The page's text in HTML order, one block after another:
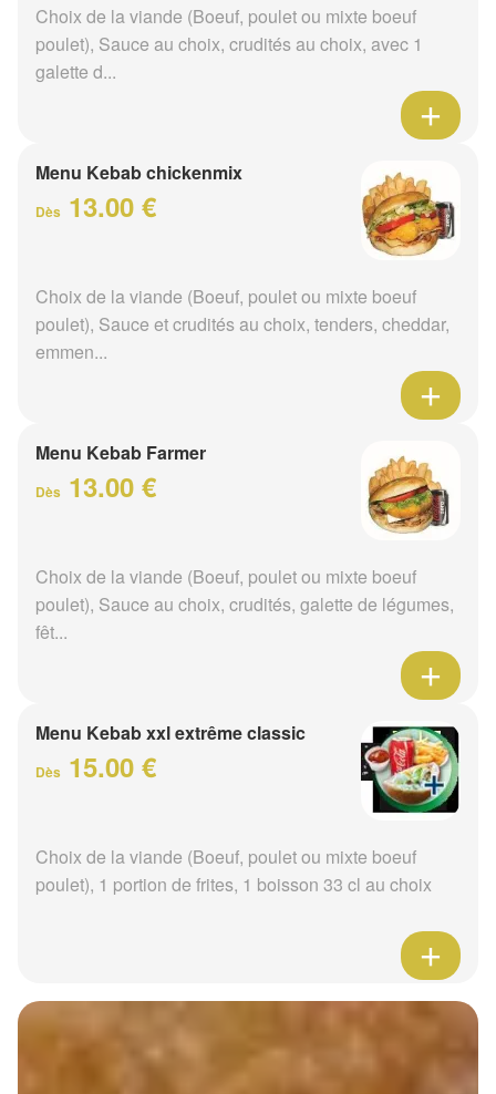
Choix de la viande (Boeuf, poulet ou mixte boeuf
poulet), Sauce au choix, crudités au choix, avec 1
galette d...
Menu Kebab chickenmix
Dès 13.00 €
Choix de la viande (Boeuf, poulet ou mixte boeuf
poulet), Sauce et crudités au choix, tenders, cheddar,
emmen...
Menu Kebab Farmer
Dès 13.00 €
Choix de la viande (Boeuf, poulet ou mixte boeuf
poulet), Sauce au choix, crudités, galette de légumes,
fêt...
Menu Kebab xxl extrême classic
Dès 15.00 €
Choix de la viande (Boeuf, poulet ou mixte boeuf
poulet), 1 portion de frites, 1 boisson 33 cl au choix